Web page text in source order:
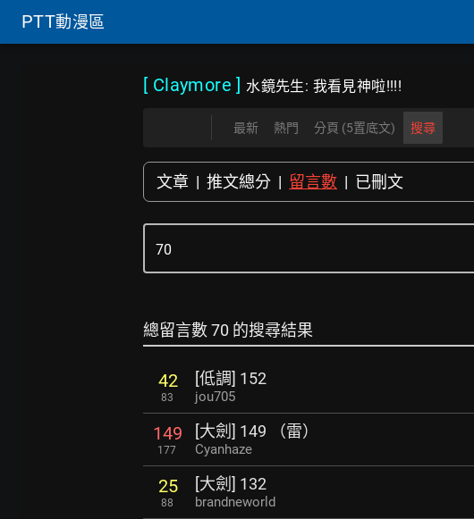
PTT動漫區
[ Claymore ]水鏡先生: 我看見神啦!!!!
最新 熱門 分頁 (5置底文) 搜尋
文章 | 推文總分 | 留言數 | 已刪文
總留言數 70 的搜尋結果
42
83
[低調] 152
jou705
149
177
[大劍] 149 （雷）
Cyanhaze
25
88
[大劍] 132
brandneworld